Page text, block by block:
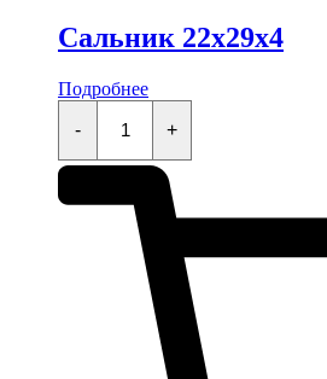
Сальник 22x29x4
Подробнее
-
22x29x4 +